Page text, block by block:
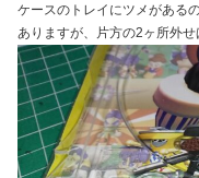
ケースのトレイにツメがある
ありますが、片方の2ヶ所外せ